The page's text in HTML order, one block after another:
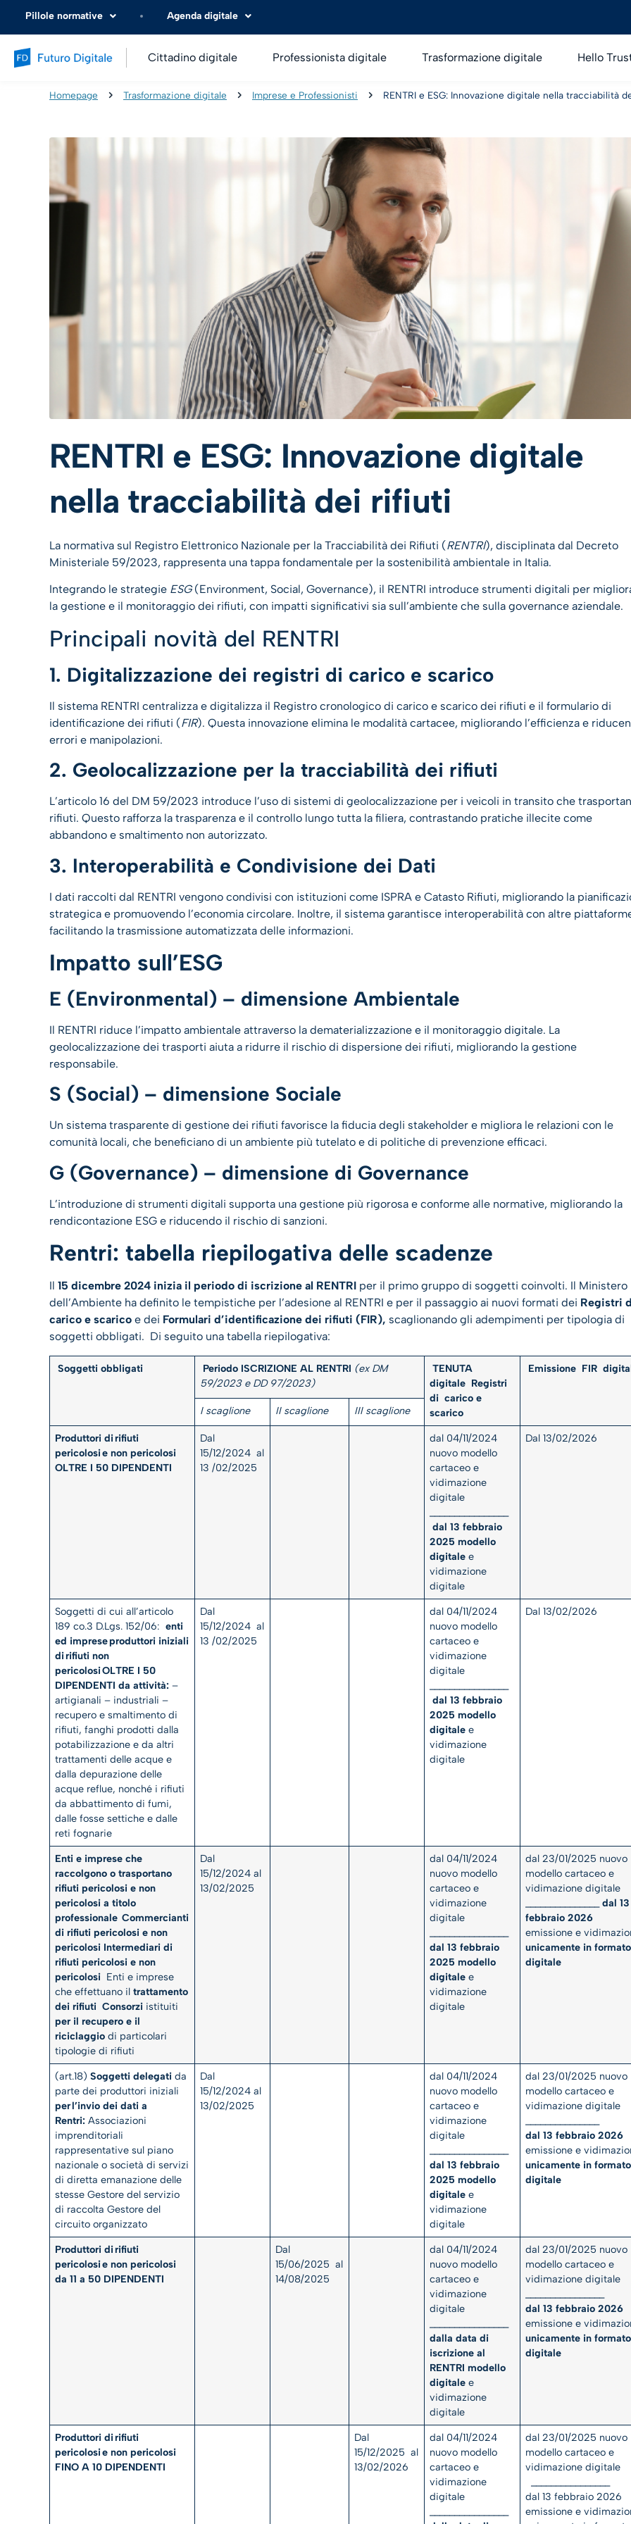
Pillole normative Agenda digitale
Cittadino digitale Professionista digitale Trasformazione digitale Hello
Homepage Trasformazione digitale Imprese e Professionisti RENTRI e ESG: Innovazione digitale nella tracciabilità
RENTRI e ESG: Innovazione digitale
nella tracciabilità dei rifiuti
La normativa sul Registro Elettronico Nazionale per la Tracciabilità dei Rifiuti (RENTRI), disciplinata dal Decreto
Ministeriale 59/2023, rappresenta una tappa fondamentale per la sostenibilità ambientale in Italia.
Integrando le strategie ESG(Environment, Social, Governance), il RENTRI introduce strumenti digitali per
la gestione e il monitoraggio dei rifiuti, con impatti significativi sia sull’ambiente che sulla governance aziendale.
Principali novità del RENTRI
1. Digitalizzazione dei registri di carico e scarico
Il sistema RENTRI centralizza e digitalizza il Registro cronologico di carico e scarico dei rifiuti e il formulario di
identificazione dei rifiuti (FIR). Questa innovazione elimina le modalità cartacee, migliorando l’efficienza e
errori e manipolazioni.
2. Geolocalizzazione per la tracciabilità dei rifiuti
L’articolo 16 del DM 59/2023 introduce l’uso di sistemi di geolocalizzazione per i veicoli in transito che
rifiuti. Questo rafforza la trasparenza e il controllo lungo tutta la filiera, contrastando pratiche illecite come
abbandono e smaltimento non autorizzato.
3. Interoperabilità e Condivisione dei Dati
I dati raccolti dal RENTRI vengono condivisi con istituzioni come ISPRA e Catasto Rifiuti, migliorando la
strategica e promuovendo l’economia circolare. Inoltre, il sistema garantisce interoperabilità con altre
facilitando la trasmissione automatizzata delle informazioni.
Impatto sull’ESG
E (Environmental) – dimensione Ambientale
Il RENTRI riduce l’impatto ambientale attraverso la dematerializzazione e il monitoraggio digitale. La
geolocalizzazione dei trasporti aiuta a ridurre il rischio di dispersione dei rifiuti, migliorando la gestione
responsabile.
S (Social) – dimensione Sociale
Un sistema trasparente di gestione dei rifiuti favorisce la fiducia degli stakeholder e migliora le relazioni con le
comunità locali, che beneficiano di un ambiente più tutelato e di politiche di prevenzione efficaci.
G (Governance) – dimensione di Governance
L’introduzione di strumenti digitali supporta una gestione più rigorosa e conforme alle normative, migliorando la
rendicontazione ESG e riducendo il rischio di sanzioni.
Rentri: tabella riepilogativa delle scadenze
Il 15 dicembre 2024 inizia il periodo di iscrizione al RENTRI per il primo gruppo di soggetti coinvolti. Il Ministero
dell’Ambiente ha definito le tempistiche per l’adesione al RENTRI e per il passaggio ai nuovi formati dei Registri
carico e scarico e dei Formulari d’identificazione dei rifiuti (FIR), scaglionando gli adempimenti per tipologia di
soggetti obbligati. Di seguito una tabella riepilogativa:
Soggetti obbligati Periodo ISCRIZIONE AL RENTRI (ex DM
59/2023 e DD 97/2023)
TENUTA
digitale Registri
di carico e
scarico
Emissione FIR
I scaglione II scaglione III scaglione
Produttori dirifiuti
pericolosie non pericolosi
OLTRE I 50 DIPENDENTI
Dal
15/12/2024 al
13 /02/2025
dal 04/11/2024
nuovo modello
cartaceo e
vidimazione
digitale
dal 13 febbraio
2025 modello
digitale e
vidimazione
digitale
Dal 13/02/2026
Soggetti di cui all’articolo
189 co.3 D.Lgs. 152/06:enti
ed impreseproduttori iniziali
dirifiuti non
pericolosiOLTRE I 50
DIPENDENTI da attività: –
artigianali – industriali –
recupero e smaltimento di
rifiuti, fanghi prodotti dalla
potabilizzazione e da altri
trattamenti delle acque e
dalla depurazione delle
acque reflue, nonché i rifiuti
da abbattimento di fumi,
dalle fosse settiche e dalle
reti fognarie
Dal
15/12/2024 al
13 /02/2025
dal 04/11/2024
nuovo modello
cartaceo e
vidimazione
digitale
dal 13 febbraio
2025 modello
digitale e
vidimazione
digitale
Dal 13/02/2026
Enti e imprese che
raccolgono o trasportano
rifiuti pericolosi e non
pericolosi a titolo
professionale Commercianti
di rifiuti pericolosi e non
pericolosi Intermediari di
rifiuti pericolosi e non
pericolosi Enti e imprese
che effettuano iltrattamento
dei rifiuti Consorzi istituiti
per il recupero e il
riciclaggio di particolari
tipologie di rifiuti
Dal
15/12/2024 al
13/02/2025
dal 04/11/2024
nuovo modello
cartaceo e
vidimazione
digitale
dal 13 febbraio
2025 modello
digitale e
vidimazione
digitale
dal 23/01/2025 nuovo
modello cartaceo e
vidimazione digitale
_______________dal 13
febbraio 2026
emissione e
unicamente in formato
digitale
(art.18)Soggetti delegati da
parte dei produttori iniziali
perl’invio dei dati a
Rentri: Associazioni
imprenditoriali
rappresentative sul piano
nazionale o società di servizi
di diretta emanazione delle
stesse Gestore del servizio
di raccolta Gestore del
circuito organizzato
Dal
15/12/2024 al
13/02/2025
dal 04/11/2024
nuovo modello
cartaceo e
vidimazione
digitale
dal 13 febbraio
2025 modello
digitale e
vidimazione
digitale
dal 23/01/2025 nuovo
modello cartaceo e
vidimazione digitale
dal 13 febbraio 2026
emissione e
unicamente in formato
digitale
Produttori dirifiuti
pericolosie non pericolosi
da 11 a 50 DIPENDENTI
Dal
15/06/2025 al
14/08/2025
dal 04/11/2024
nuovo modello
cartaceo e
vidimazione
digitale
dalla data di
iscrizione al
RENTRI modello
digitale e
vidimazione
digitale
dal 23/01/2025 nuovo
modello cartaceo e
vidimazione digitale
dal 13 febbraio 2026
emissione e
unicamente in formato
digitale
Produttori dirifiuti
pericolosie non pericolosi
FINO A 10 DIPENDENTI
Dal
15/12/2025 al
13/02/2026
dal 04/11/2024
nuovo modello
cartaceo e
vidimazione
digitale
dal 23/01/2025 nuovo
modello cartaceo e
vidimazione digitale
dal 13 febbraio 2026
emissione e